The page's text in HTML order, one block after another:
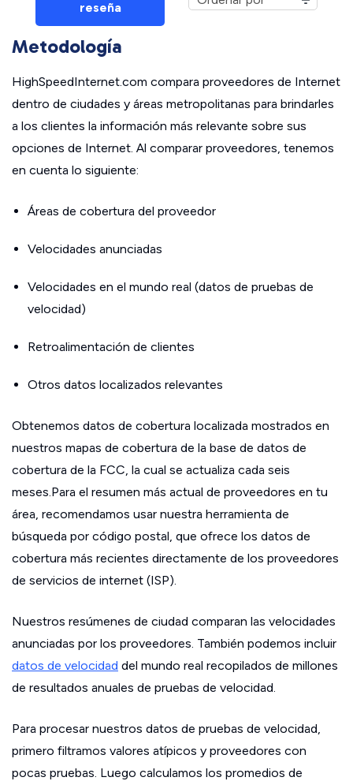
reseña
Metodología
HighSpeedInternet.com compara proveedores de Internet
dentro de ciudades y áreas metropolitanas para brindarles
a los clientes la información más relevante sobre sus
opciones de Internet. Al comparar proveedores, tenemos
en cuenta lo siguiente:
Áreas de cobertura del proveedor
Velocidades anunciadas
Velocidades en el mundo real (datos de pruebas de
velocidad)
Retroalimentación de clientes
Otros datos localizados relevantes
Obtenemos datos de cobertura localizada mostrados en
nuestros mapas de cobertura de la base de datos de
cobertura de la FCC, la cual se actualiza cada seis
meses.Para el resumen más actual de proveedores en tu
área, recomendamos usar nuestra herramienta de
búsqueda por código postal, que ofrece los datos de
cobertura más recientes directamente de los proveedores
de servicios de internet (ISP).
Nuestros resúmenes de ciudad comparan las velocidades
anunciadas por los proveedores. También podemos incluir
datos de velocidad del mundo real recopilados de millones
de resultados anuales de pruebas de velocidad.
Para procesar nuestros datos de pruebas de velocidad,
primero filtramos valores atípicos y proveedores con
pocas pruebas. Luego calculamos los promedios de